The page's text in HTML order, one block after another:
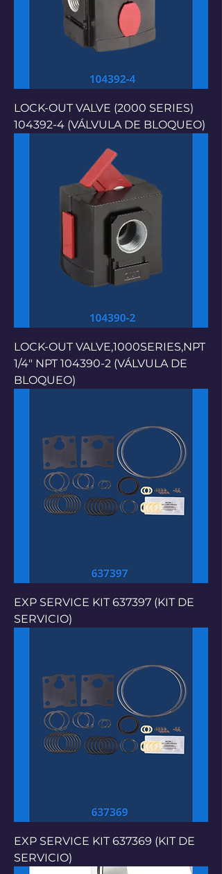
LOCK-OUT VALVE (2000 SERIES)
104392-4 (VÁLVULA DE BLOQUEO)
LOCK-OUT VALVE,1000SERIES,NPT
1/4" NPT 104390-2 (VÁLVULA DE
BLOQUEO)
EXP SERVICE KIT 637397 (KIT DE
SERVICIO)
EXP SERVICE KIT 637369 (KIT DE
SERVICIO)